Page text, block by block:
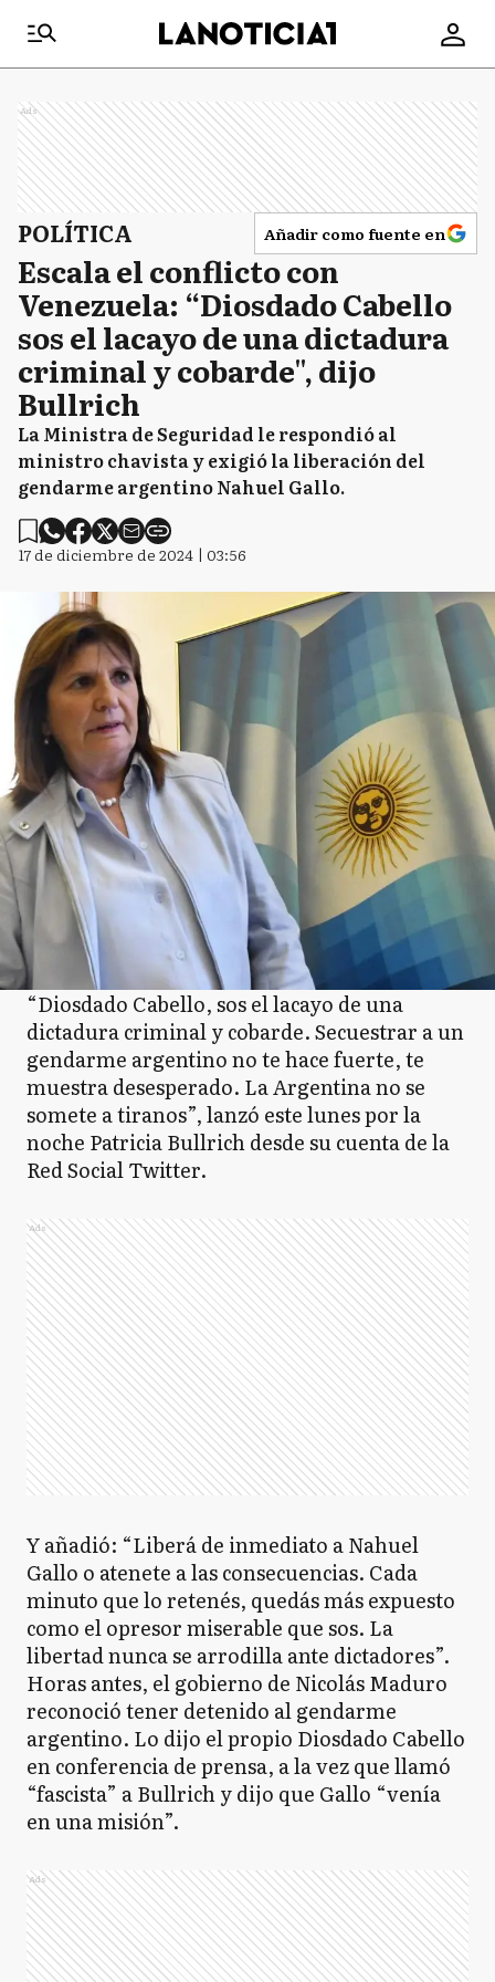
Ads
POLÍTICA Añadir como fuente en
Escala el conflicto con
Venezuela: “Diosdado Cabello
sos el lacayo de una dictadura
criminal y cobarde", dijo
Bullrich
La Ministra de Seguridad le respondió al
ministro chavista y exigió la liberación del
gendarme argentino Nahuel Gallo.
17 de diciembre de 2024 | 03:56
“Diosdado Cabello, sos el lacayo de una
dictadura criminal y cobarde. Secuestrar a un
gendarme argentino no te hace fuerte, te
muestra desesperado. La Argentina no se
somete a tiranos”, lanzó este lunes por la
noche Patricia Bullrich desde su cuenta de la
Red Social Twitter.
Ads
Y añadió: “Liberá de inmediato a Nahuel
Gallo o atenete a las consecuencias. Cada
minuto que lo retenés, quedás más expuesto
como el opresor miserable que sos. La
libertad nunca se arrodilla ante dictadores”.
Horas antes, el gobierno de Nicolás Maduro
reconoció tener detenido al gendarme
argentino. Lo dijo el propio Diosdado Cabello
en conferencia de prensa, a la vez que llamó
“fascista” a Bullrich y dijo que Gallo “venía
en una misión”.
Ads